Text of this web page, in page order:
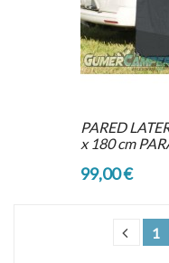
PARED
x 180 cm
99,00 €
1